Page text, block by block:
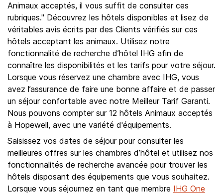
Animaux acceptés, il vous suffit de consulter ces
rubriques." Découvrez les hôtels disponibles et lisez de
véritables avis écrits par des Clients vérifiés sur ces
hôtels acceptant les animaux. Utilisez notre
fonctionnalité de recherche d’hôtel IHG afin de
connaître les disponibilités et les tarifs pour votre séjour.
Lorsque vous réservez une chambre avec IHG, vous
avez l’assurance de faire une bonne affaire et de passer
un séjour confortable avec notre Meilleur Tarif Garanti.
Nous pouvons compter sur 12 hôtels Animaux acceptés
à Hopewell, avec une variété d'équipements.
Saisissez vos dates de séjour pour consulter les
meilleures offres sur les chambres d’hôtel et utilisez nos
fonctionnalités de recherche avancée pour trouver les
hôtels disposant des équipements que vous souhaitez.
Lorsque vous séjournez en tant que membre IHG One